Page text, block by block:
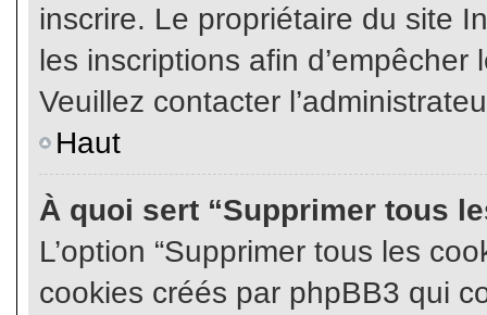
inscrire. Le propriétaire du site
les inscriptions afin d’empêcher
Veuillez contacter
Haut
À quoi sert “Supprimer tous
L’option “Supprimer tous les
cookies créés par phpBB3 qui